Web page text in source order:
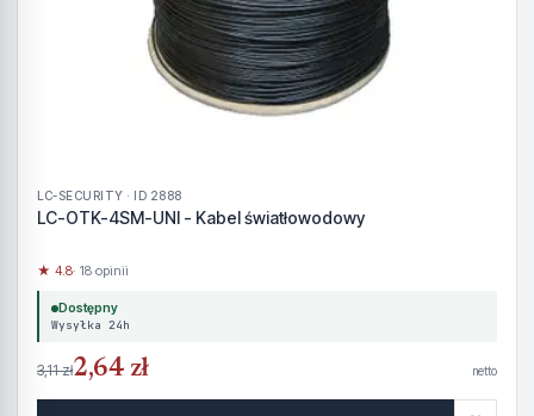
LC-SECURITY · ID 2888
LC-OTK-4SM-UNI - Kabel światłowodowy
★ 4.8· 18 opinii
Dostępny
Wysyłka 24h
3,11 zł2,64 zł netto